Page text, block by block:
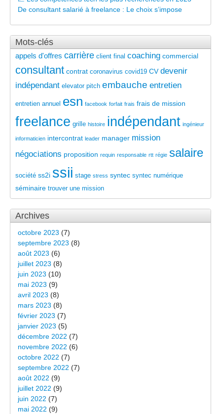
De consultant salarié à freelance : Le choix s’impose
Mots-clés
appels d'offres carrière client final coaching commercial
consultant contrat coronavirus covid19 CV devenir
indépendant elevator pitch embauche entretien
entretien annuel esn facebook forfait frais frais de mission
freelance grille histoire indépendant ingénieur
informaticien intercontrat leader manager mission
négociations proposition requin responsable rtt régie salaire
société ss2i ssii stage stress syntec syntec numérique
séminaire trouver une mission
Archives
octobre 2023 (7)
septembre 2023 (8)
août 2023 (6)
juillet 2023 (8)
juin 2023 (10)
mai 2023 (9)
avril 2023 (8)
mars 2023 (8)
février 2023 (7)
janvier 2023 (5)
décembre 2022 (7)
novembre 2022 (6)
octobre 2022 (7)
septembre 2022 (7)
août 2022 (9)
juillet 2022 (9)
juin 2022 (7)
mai 2022 (9)